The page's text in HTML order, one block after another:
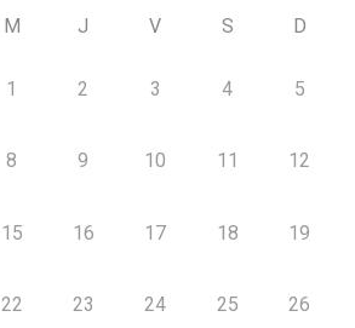
M J V S D
1 2 3 4 5
8 9 10 11 12
15 16 17 18 19
22 23 24 25 26